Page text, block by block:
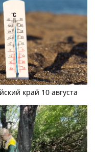
край 10 августа